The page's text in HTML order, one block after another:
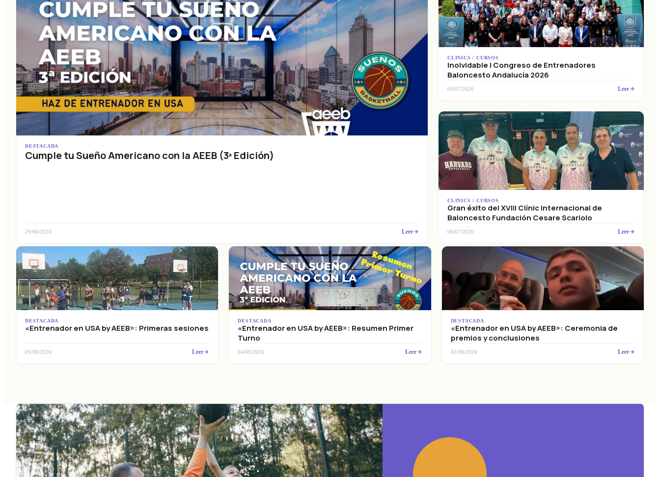
DESTACADA
Cumple tu Sueño Americano con la AEEB (3ª Edición)
29/06/2026 Leer
CLINICS / CURSOS
Inolvidable I Congreso de Entrenadores
Baloncesto Andalucía 2026
09/07/2026 Leer
CLINICS / CURSOS
Gran éxito del XVIII Clínic Internacional de
Baloncesto Fundación Cesare Scariolo
06/07/2026 Leer
DESTACADA
«Entrenador en USA by AEEB»: Primeras sesiones
05/08/2026 Leer
DESTACADA
«Entrenador en USA by AEEB»: Resumen Primer
Turno
04/08/2026 Leer
DESTACADA
«Entrenador en USA by AEEB»: Ceremonia de
premios y conclusiones
02/08/2026 Leer